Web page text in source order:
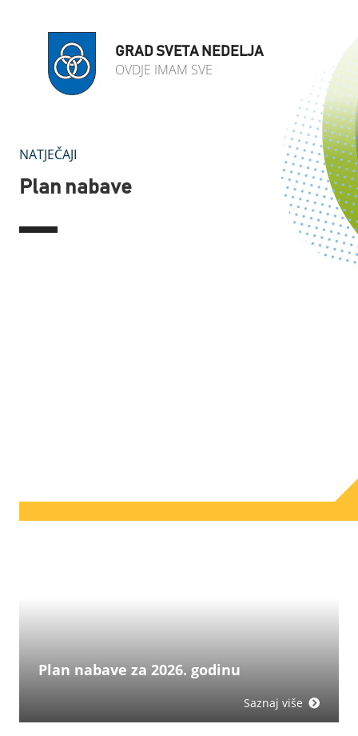
GRAD SVETA NEDELJA
OVDJE IMAM SVE
NATJEČAJI
Plan nabave
Plan nabave za 2026. godinu
Saznaj više